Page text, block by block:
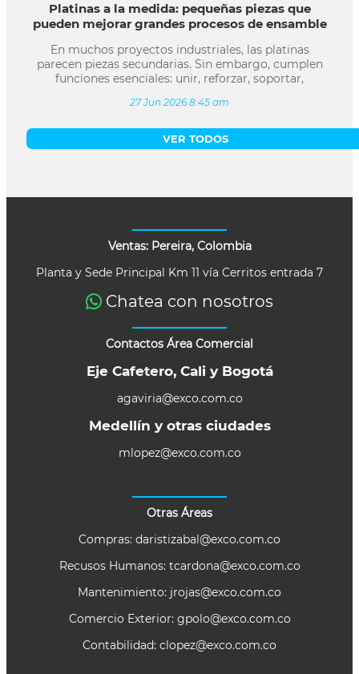
Platinas a la medida: pequeñas piezas que
pueden mejorar grandes procesos de ensamble
En muchos proyectos industriales, las platinas
parecen piezas secundarias. Sin embargo, cumplen
funciones esenciales: unir, reforzar, soportar,
27 Jun 2026 8:45 am
VER TODOS
Ventas: Pereira, Colombia
Planta y Sede Principal Km 11 vía Cerritos entrada 7
Chatea con nosotros
Contactos Área Comercial
Eje Cafetero, Cali y Bogotá
agaviria@exco.com.co
Medellín y otras ciudades
mlopez@exco.com.co
Otras Áreas
Compras: daristizabal@exco.com.co
Recusos Humanos: tcardona@exco.com.co
Mantenimiento: jrojas@exco.com.co
Comercio Exterior: gpolo@exco.com.co
Contabilidad: clopez@exco.com.co